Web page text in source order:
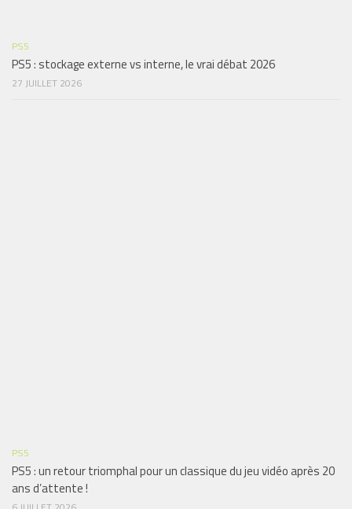
PS5
PS5 : stockage externe vs interne, le vrai débat 2026
27 JUILLET 2026
PS5
PS5 : un retour triomphal pour un classique du jeu vidéo après 20
ans d’attente !